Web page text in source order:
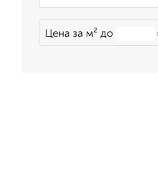
Цена за м² до